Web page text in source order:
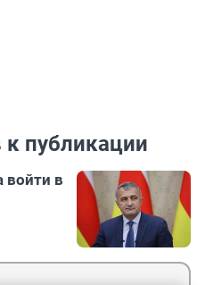
публикации
войти в